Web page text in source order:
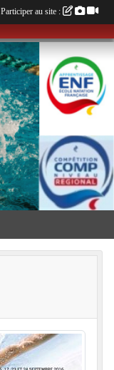
Participer au site :